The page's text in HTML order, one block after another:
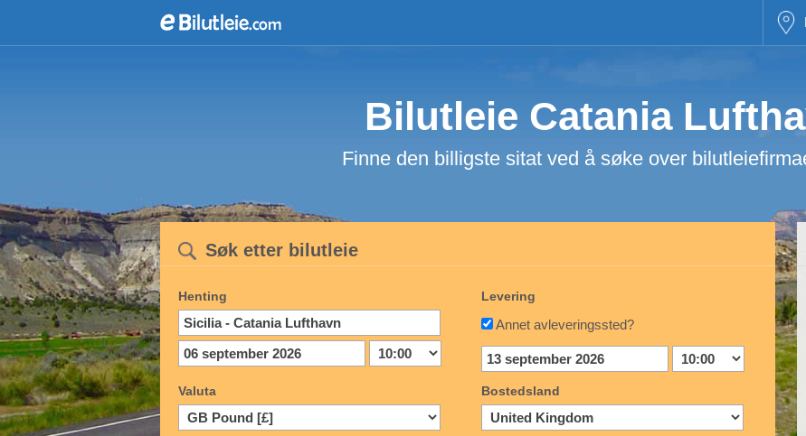
Bilutleie Catania
Finne den billigste sitat ved å søke over
Søk etter bilutleie
Henting Levering
Annet avleveringssted?
Valuta Bostedsland